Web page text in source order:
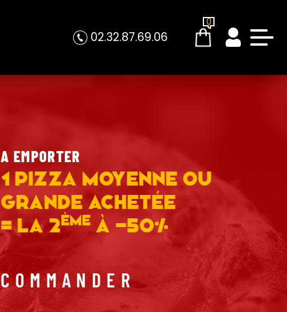
02.32.87.69.06
0
A EMPORTER
1 Pizza moyenne ou
grande achetée
= la 2ème à -50%
COMMANDER